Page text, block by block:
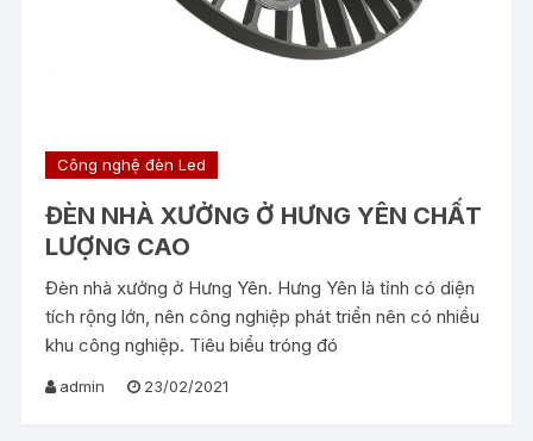
Công nghệ đèn Led
ĐÈN NHÀ XƯỞNG Ở HƯNG YÊN CHẤT
LƯỢNG CAO
Đèn nhà xưởng ở Hưng Yên. Hưng Yên là tỉnh có diện
tích rộng lớn, nên công nghiệp phát triển nên có nhiều
khu công nghiệp. Tiêu biểu tróng đó
admin 23/02/2021